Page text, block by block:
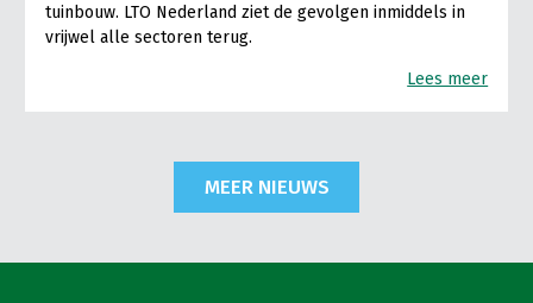
tuinbouw. LTO Nederland ziet de gevolgen inmiddels in
vrijwel alle sectoren terug.
Lees meer
MEER NIEUWS